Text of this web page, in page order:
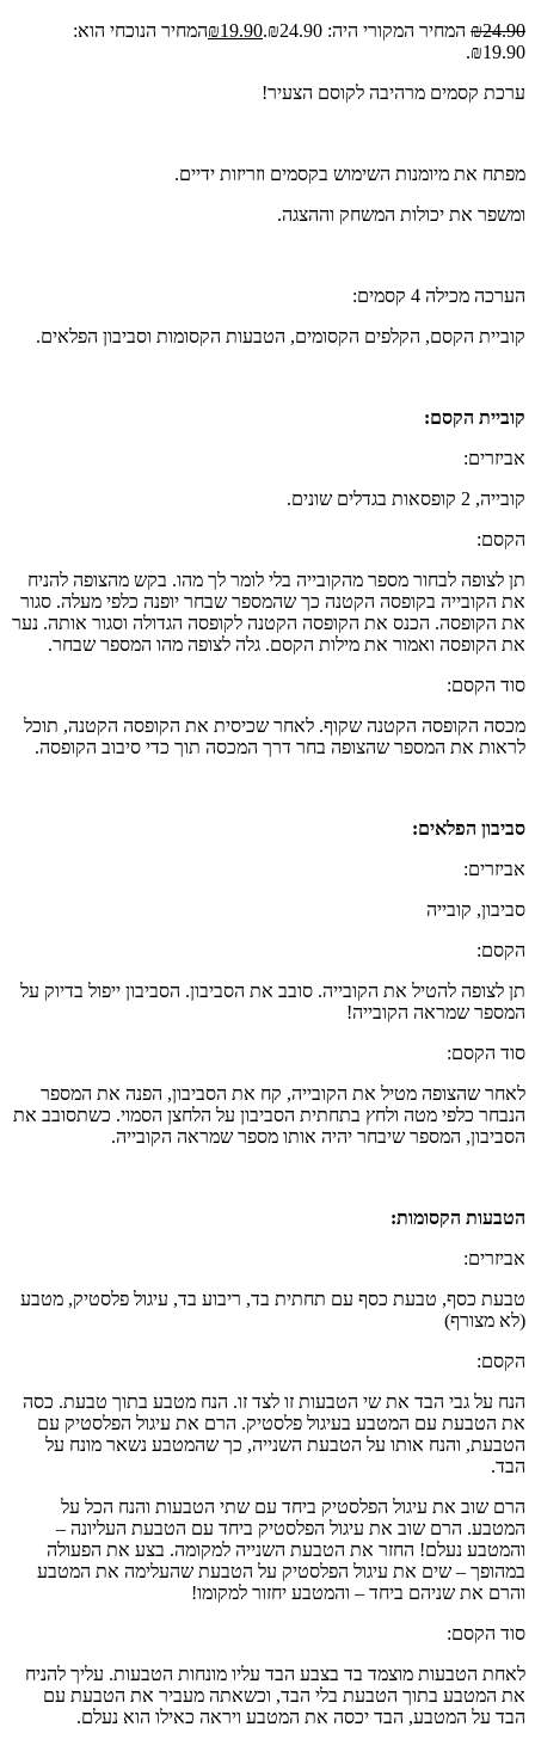
₪24.90 המחיר המקורי היה: ₪24.90. ₪19.90
המחיר הנוכחי הוא:
₪19.90.
ערכת קסמים מרהיבה לקוסם הצעיר!
מפתח את מיומנות השימוש בקסמים וזריזות ידיים.
ומשפר את יכולות המשחק וההצגה.
הערכה מכילה 4 קסמים:
קוביית הקסם, הקלפים הקסומים, הטבעות הקסומות וסביבון הפלאים.
קוביית הקסם:
אביזרים:
קובייה, 2 קופסאות בגדלים שונים.
הקסם:
תן לצופה לבחור מספר מהקובייה בלי לומר לך מהו. בקש מהצופה להניח
את הקובייה בקופסה הקטנה כך שהמספר שבחר יופנה כלפי מעלה. סגור
את הקופסה. הכנס את הקופסה הקטנה לקופסה הגדולה וסגור אותה. נער
את הקופסה ואמור את מילות הקסם. גלה לצופה מהו המספר שבחר.
סוד הקסם:
מכסה הקופסה הקטנה שקוף. לאחר שכיסית את הקופסה הקטנה, תוכל
לראות את המספר שהצופה בחר דרך המכסה תוך כדי סיבוב הקופסה.
סביבון הפלאים:
אביזרים:
סביבון, קובייה
הקסם:
תן לצופה להטיל את הקובייה. סובב את הסביבון. הסביבון ייפול בדיוק על
המספר שמראה הקובייה!
סוד הקסם:
לאחר שהצופה מטיל את הקובייה, קח את הסביבון, הפנה את המספר
הנבחר כלפי מטה ולחץ בתחתית הסביבון על הלחצן הסמוי. כשתסובב את
הסביבון, המספר שיבחר יהיה אותו מספר שמראה הקובייה.
הטבעות הקסומות:
אביזרים:
טבעת כסף, טבעת כסף עם תחתית בד, ריבוע בד, עיגול פלסטיק, מטבע
(לא מצורף)
הקסם:
הנח על גבי הבד את שי הטבעות זו לצד זו. הנח מטבע בתוך טבעת. כסה
את הטבעת עם המטבע בעיגול פלסטיק. הרם את עיגול הפלסטיק עם
הטבעת, והנח אותו על הטבעת השנייה, כך שהמטבע נשאר מונח על
הבד.
הרם שוב את עיגול הפלסטיק ביחד עם שתי הטבעות והנח הכל על
המטבע. הרם שוב את עיגול הפלסטיק ביחד עם הטבעת העליונה –
והמטבע נעלם! החזר את הטבעת השנייה למקומה. בצע את הפעולה
במהופך – שים את עיגול הפלסטיק על הטבעת שהעלימה את המטבע
והרם את שניהם ביחד – והמטבע יחזור למקומו!
סוד הקסם:
לאחת הטבעות מוצמד בד בצבע הבד עליו מונחות הטבעות. עליך להניח
את המטבע בתוך הטבעת בלי הבד, וכשאתה מעביר את הטבעת עם
הבד על המטבע, הבד יכסה את המטבע ויראה כאילו הוא נעלם.